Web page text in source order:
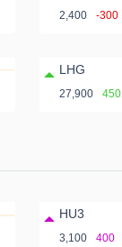
2,400 -300
LHG
27,900 450
HU3
3,100 400